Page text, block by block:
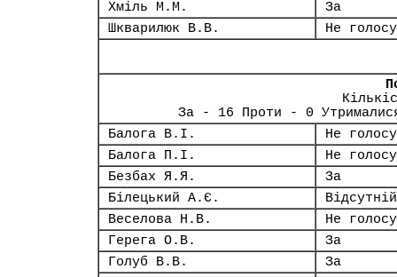
Хміль М.М.
За
Шкварилюк В.В.
Не
За - 16 Проти - 0
Балога В.І.
Не
Балога П.І.
Не
Безбах Я.Я.
За
Білецький А.Є.
Відсутній
Веселова Н.В.
Не
Герега О.В.
За
Голуб В.В.
За